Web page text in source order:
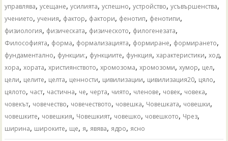
управлява,усещане,усилията,успешно,устройство,усъвършенства,
учението,учения, фактор, фактори, фенотип, фенотипи,
физиология, физическата, физическото, филогенезата,
Философията, форма, формализацията, формиране, формирането,
фундаментално, функции:, функциите, функция,характеристики,ход,
хора,хората,християнството,хромозома,хромозоми,хумор, цел,
цели, целите, целта, ценности, цивилизации, цивилизация20, цяло,
цялото, част, частична, че, черта, чиято, членове, човек, човека,
човекът, човечество, човечеството, човешка, Човешката, човешки,
човешките, човешкия, Човешкият, човешко, човешкото, Чрез,
ширина, широките, ще, я, явява, ядро, ясно